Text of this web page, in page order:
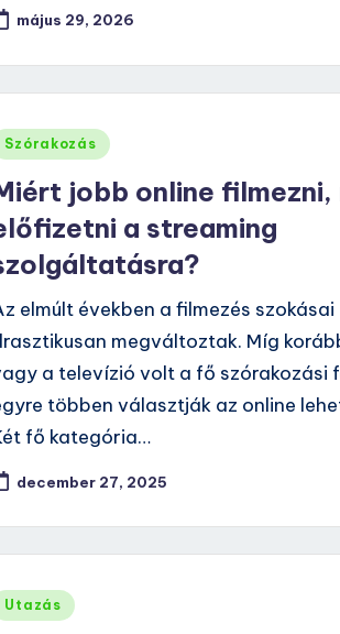
május 29, 2026
Szórakozás
jobb online filmezni,
a streaming
elmúlt években a filmezés szokásai
megváltoztak. Míg
a televízió volt a fő szórakozási
többen választják az online
fő kategória…
december 27, 2025
Utazás